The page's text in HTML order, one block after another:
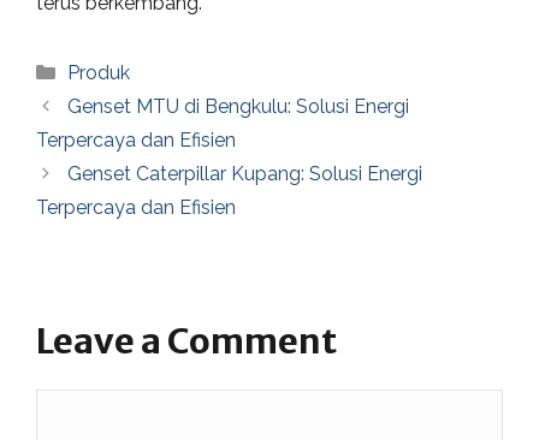
Categories
Produk
Genset MTU di Bengkulu: Solusi Energi
Terpercaya dan Efisien
Genset Caterpillar Kupang: Solusi Energi
Terpercaya dan Efisien
Leave a Comment